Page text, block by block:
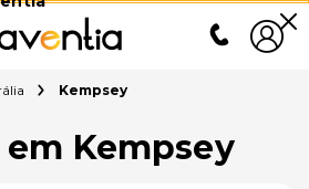
Kempsey
Kempsey